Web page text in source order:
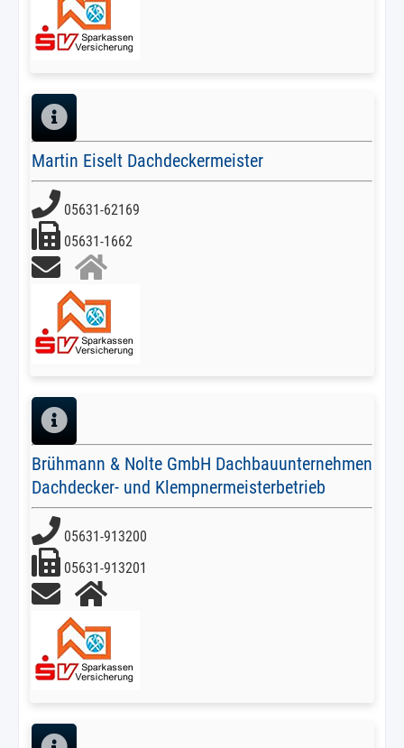
Martin Eiselt Dachdeckermeister
05631-62169
05631-1662
Brühmann & Nolte GmbH Dachbauunternehmen
Dachdecker- und Klempnermeisterbetrieb
05631-913200
05631-913201